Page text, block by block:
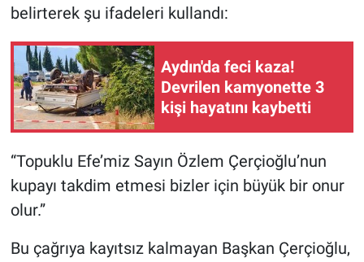
belirterek şu ifadeleri kullandı:
Aydın'da feci kaza!
Devrilen kamyonette 3
kişi hayatını kaybetti
“Topuklu Efe’miz Sayın Özlem Çerçioğlu’nun
kupayı takdim etmesi bizler için büyük bir onur
olur.”
Bu çağrıya kayıtsız kalmayan Başkan Çerçioğlu,